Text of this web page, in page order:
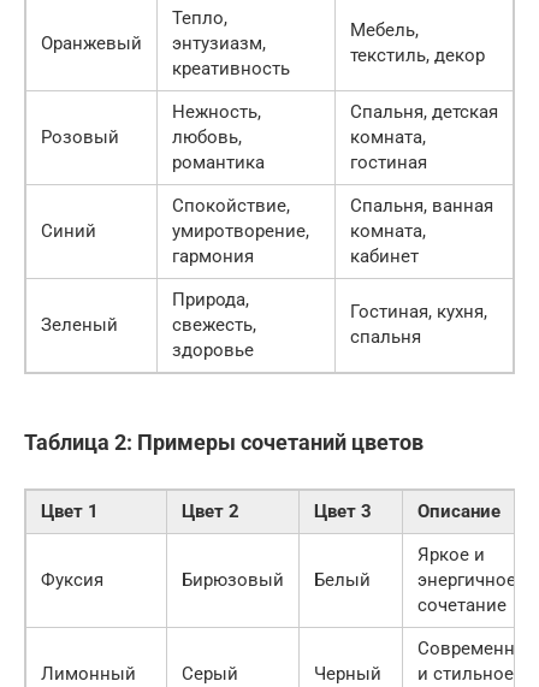
Оранжевый
Тепло,
энтузиазм,
креативность
Мебель,
текстиль, декор
Розовый
Нежность,
любовь,
романтика
Спальня, детская
комната,
гостиная
Синий
Спокойствие,
умиротворение,
гармония
Спальня, ванная
комната,
кабинет
Зеленый
Природа,
свежесть,
здоровье
Гостиная, кухня,
спальня
Таблица 2: Примеры сочетаний цветов
Цвет 1 Цвет 2 Цвет 3 Описание
Фуксия Бирюзовый Белый
Яркое и
энергичное
сочетание
Лимонный Серый Черный
Современное
и стильное